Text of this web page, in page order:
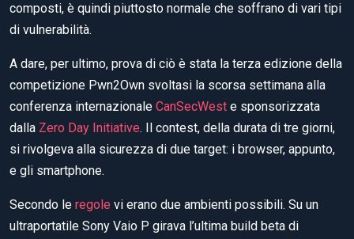
composti, è quindi piuttosto normale che soffrano di vari tipi
di vulnerabilità.
A dare, per ultimo, prova di ciò è stata la terza edizione della
competizione Pwn2Own svoltasi la scorsa settimana alla
conferenza internazionale CanSecWest e sponsorizzata
dalla Zero Day Initiative. Il contest, della durata di tre giorni,
si rivolgeva alla sicurezza di due target: i browser, appunto,
e gli smartphone.
Secondo le regole vi erano due ambienti possibili. Su un
ultraportatile Sony Vaio P girava l’ultima build beta di